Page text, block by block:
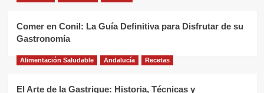
Comer en Conil: La Guía Definitiva para Disfrutar de su
Gastronomía
Alimentación Saludable Andalucía Recetas
El Arte de la Gastrique: Historia, Técnicas y